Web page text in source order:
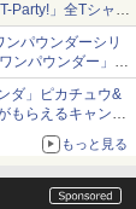
Party!」全Tシャツ
ン販売開始
パウンダーシリ
ンパウンダー」を
」を使用した超大
ダ」ピカチュウ&
もらえるキャンペ
もっと見る